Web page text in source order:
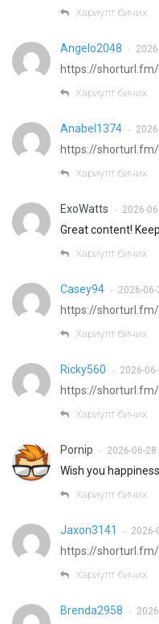
Хариулт бичих
Angelo2048 •
https://shorturl.fm/
Хариулт бичих
Anabel1374 •
https://
Хариулт бичих
ExoWatts • 2026-
Great content!
Хариулт бичих
Casey94 • 2026-
https://shorturl.fm/
Хариулт бичих
Ricky560 • 2026-
https://
Хариулт бичих
Pornip • 2026-06-28
Wish you happiness
Хариулт бичих
Jaxon3141 • 2026-
https://shorturl.fm/
Хариулт бичих
Brenda2958 •